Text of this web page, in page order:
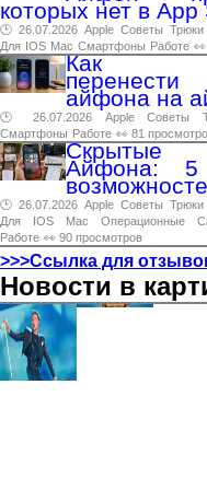
которых нет в App
🕑 26.07.2026 Apple Советы Трюки
Для IOS Mac Смартфоны Работе
Как
айфона на
🕑 26.07.2026 Apple Советы
Смартфоны Работе 👀 81
Скрытые
Айфона: 5
🕑 26.07.2026 Apple Советы Трюки
Для
IOS Mac Операционные
Работе 👀 90 просмотров
>>>Ссылка для
Новости в